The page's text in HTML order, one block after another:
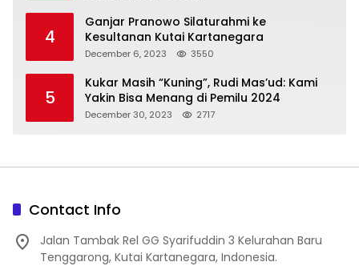
4
Ganjar Pranowo Silaturahmi ke
Kesultanan Kutai Kartanegara
December 6, 2023 3550
5
Kukar Masih “Kuning”, Rudi Mas’ud: Kami
Yakin Bisa Menang di Pemilu 2024
December 30, 2023 2717
Contact Info
Jalan Tambak Rel GG Syarifuddin 3 Kelurahan Baru
Tenggarong, Kutai Kartanegara, Indonesia.